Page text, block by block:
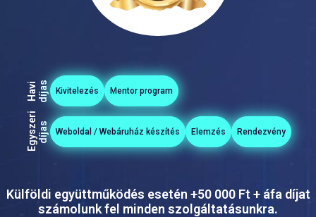
H
a
v
i
d
í
j
as Kivitelezés Mentor program
E
g
y
s
z
e
r
i
d
í
j
as Weboldal / Webáruház készítés Elemzés Rendezvény
Külföldi együttműködés esetén +50 000 Ft + áfa díjat
számolunk fel minden szolgáltatásunkra.